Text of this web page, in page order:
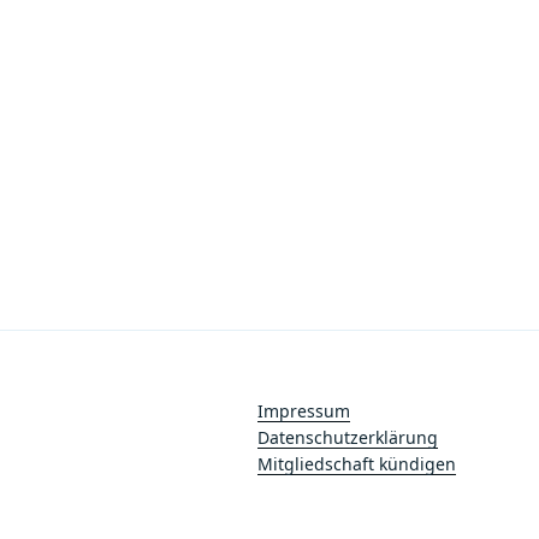
Impressum
Datenschutzerklärung
Mitgliedschaft kündigen